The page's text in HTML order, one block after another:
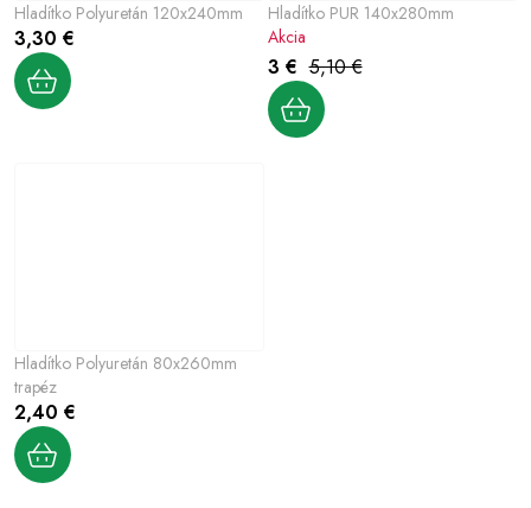
Hladítko Polyuretán 120x240mm
3,30 €
Hladítko PUR 140x280mm
3 € 5,10 €
Akcia
Hladítko Polyuretán 80x260mm
trapéz
2,40 €